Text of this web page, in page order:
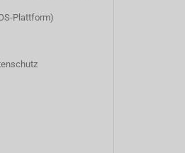
Plattform)